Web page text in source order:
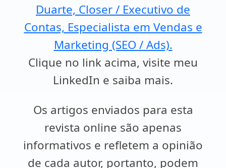
Duarte, Closer / Executivo de
Contas, Especialista em Vendas e
Marketing (SEO / Ads).
Clique no link acima, visite meu
LinkedIn e saiba mais.
Os artigos enviados para esta
revista online são apenas
informativos e refletem a opinião
de cada autor, portanto, podem